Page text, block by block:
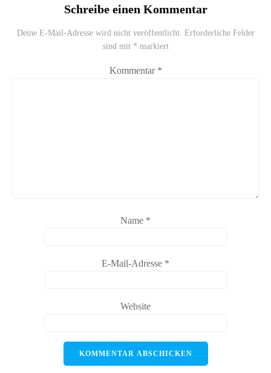
Schreibe einen Kommentar
Deine E-Mail-Adresse wird nicht veröffentlicht. Erforderliche Felder
sind mit * markiert
Kommentar *
Name *
E-Mail-Adresse *
Website